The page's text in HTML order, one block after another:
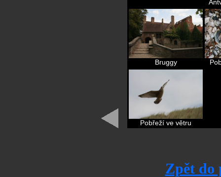
Bruggy
Pobřeží ve větru
Zpět do